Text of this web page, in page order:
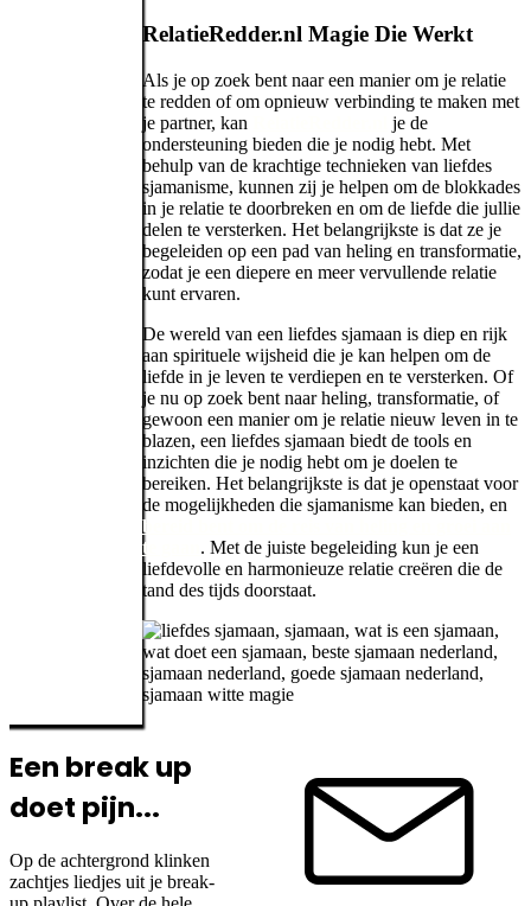
RelatieRedder.nl Magie Die Werkt
Als je op zoek bent naar een manier om je relatie
te redden of om opnieuw verbinding te maken met
je partner, kan
je de
ondersteuning bieden die je nodig hebt. Met
behulp van de krachtige technieken van liefdes
sjamanisme, kunnen zij je helpen om de blokkades
in je relatie te doorbreken en om de liefde die jullie
delen te versterken. Het belangrijkste is dat ze je
begeleiden op een pad van heling en transformatie,
zodat je een diepere en meer vervullende relatie
kunt ervaren.
De wereld van een liefdes sjamaan is diep en rijk
aan spirituele wijsheid die je kan helpen om de
liefde in je leven te verdiepen en te versterken. Of
je nu op zoek bent naar heling, transformatie, of
gewoon een manier om je relatie nieuw leven in te
blazen, een liefdes sjamaan biedt de tools en
inzichten die je nodig hebt om je doelen te
bereiken. Het belangrijkste is dat je openstaat voor
de mogelijkheden die sjamanisme kan bieden, en
bereid bent om de reis van heling en groei aan
te gaan . Met de juiste begeleiding kun je een
liefdevolle en harmonieuze relatie creëren die de
tand des tijds doorstaat.
Een break up
doet pijn...
Op de achtergrond klinken
zachtjes liedjes uit je break-